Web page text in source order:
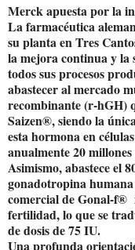
Merck apuesta por la
La farmacéutica
su planta en Tres
la mejora continua y la
todos sus procesos
abastecer al mercado
recombinante (r-hGH)
Saizen®, siendo la
esta hormona en
anualmente 20
Asimismo, abastece el
gonadotropina
comercial de Gonal-f®
fertilidad, lo que se
de dosis de 75 IU.
Una profunda